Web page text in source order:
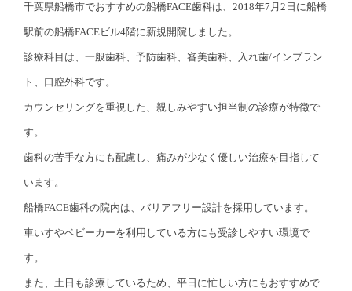
千葉県船橋市でおすすめの船橋FACE歯科は、2018年7月2日に船橋
駅前の船橋FACEビル4階に新規開院しました。
診療科目は、一般歯科、予防歯科、審美歯科、入れ歯/インプラン
ト、口腔外科です。
カウンセリングを重視した、親しみやすい担当制の診療が特徴で
す。
歯科の苦手な方にも配慮し、痛みが少なく優しい治療を目指して
います。
船橋FACE歯科の院内は、バリアフリー設計を採用しています。
車いすやベビーカーを利用している方にも受診しやすい環境で
す。
また、土日も診療しているため、平日に忙しい方にもおすすめで